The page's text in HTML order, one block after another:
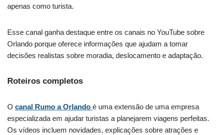
apenas como turista.
Esse canal ganha destaque entre os canais no YouTube sobre
Orlando porque oferece informações que ajudam a tomar
decisões realistas sobre moradia, deslocamento e adaptação.
Roteiros completos
O canal Rumo a Orlando é uma extensão de uma empresa
especializada em ajudar turistas a planejarem viagens perfeitas.
Os vídeos incluem novidades, explicações sobre atrações e